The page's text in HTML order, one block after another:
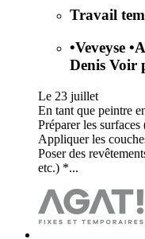
Travail
•Veveyse •
Denis Voir
Le 23 juillet
En tant que peintre
Préparer les
Appliquer les
Poser des
etc.) *...